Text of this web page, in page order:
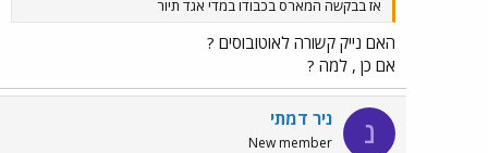
אז בבקשה המארס בכבודו במדי אגד תיור
האם נייק קשורה לאוטובוסים ?
אם כן , למה ?
נ ניר דמתי
New member